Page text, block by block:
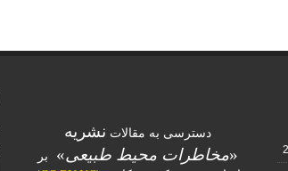
دسترسی به مقالات نشریه
«مخاطرات محیط طبیعی»
بر